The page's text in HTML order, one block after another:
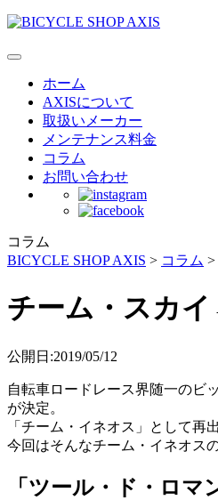
ホーム
AXISについて
取扱いメーカー
メンテナンス料金
コラム
お問い合わせ
コラム
BICYCLE SHOP AXIS > コラム >
チーム・スカ
公開日:2019/05/12
自転車ロードレース界随一のビ
が決定。
「チーム・イネオス」として再
今回はそんなチーム・イネオス
「ツール・ド・ロ